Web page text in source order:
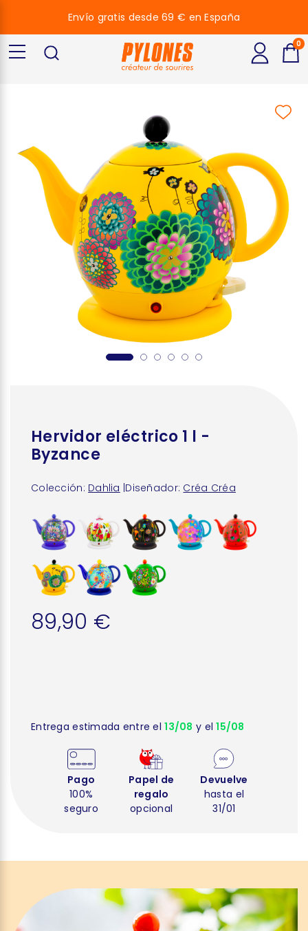
Hervidor eléctrico 1 l -
Byzance
Colección: Dahlia Diseñador: Créa Créa
89,90 €
Entrega estimada entre el13/08 y el15/08
Pago
100%
seguro
Papel de
regalo
opcional
Devuelve
hasta el
31/01
Envío gratis desde 69 € en España
0